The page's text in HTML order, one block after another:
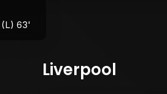
(L) 63'
Liverpool